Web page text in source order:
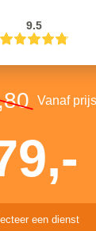
9.5
Vanaf prijs
een dienst